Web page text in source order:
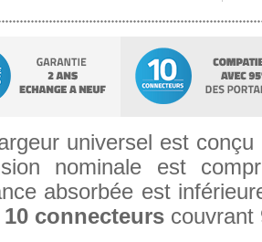
universel est
nominale est
absorbée est
10 connecteurs couvrant